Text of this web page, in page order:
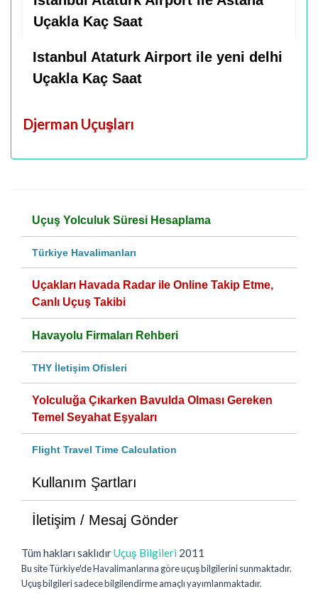
Uçakla Kaç Saat
Istanbul Ataturk Airport ile yeni delhi
Uçakla Kaç Saat
Djerman Uçuşları
Uçuş Yolculuk Süresi Hesaplama
Türkiye Havalimanları
Uçakları Havada Radar ile Online Takip Etme,
Canlı Uçuş Takibi
Havayolu Firmaları Rehberi
THY İletişim Ofisleri
Yolculuğa Çıkarken Bavulda Olması Gereken
Temel Seyahat Eşyaları
Flight Travel Time Calculation
Kullanım Şartları
İletişim / Mesaj Gönder
Tüm hakları saklıdırUçuş Bilgileri 2011
Bu site Türkiye'de Havalimanlarına göre uçuş bilgilerini sunmaktadır.
Uçuş bilgileri sadece bilgilendirme amaçlı yayımlanmaktadır.